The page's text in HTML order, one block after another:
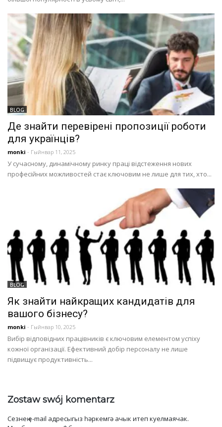
BLOG
Де знайти перевірені пропозиції роботи
для українців?
monki - Гыйнвар 11, 2025
У сучасному, динамічному ринку праці відстеження нових
професійних можливостей стає ключовим не лише для тих, хто...
BLOG
Як знайти найкращих кандидатів для
вашого бізнесу?
monki - Гыйнвар 10, 2025
Вибір відповідних працівників є ключовим елементом успіху
кожної організації. Ефективний добір персоналу не лише
підвищує продуктивність...
Zostaw swój komentarz
Сезнең e-mail адресыгыз һәркемгә ачык итеп куелмаячак.